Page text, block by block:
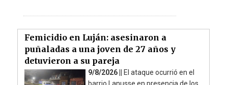
Femicidio en Luján: asesinaron a
puñaladas a una joven de 27 años y
detuvieron a su pareja
9/8/2026 ||
El ataque ocurrió en el